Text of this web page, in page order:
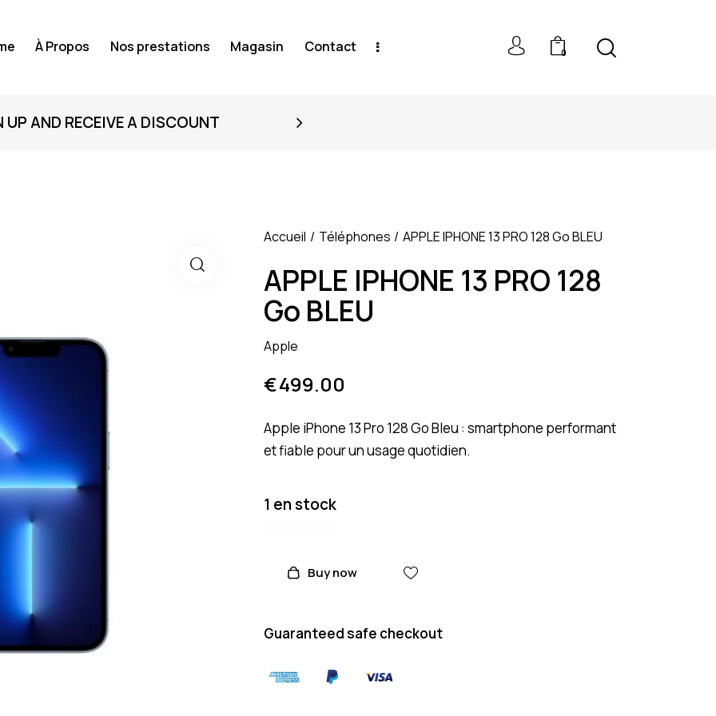
À Propos Nos prestations Magasin Contact 0
UP AND RECEIVE A DISCOUNT
Accueil Téléphones APPLE IPHONE 13 PRO 128 Go BLEU
APPLE IPHONE 13 PRO 128
Go BLEU
Apple
€499.00
Apple iPhone 13 Pro 128 Go Bleu : smartphone performant
et fiable pour un usage quotidien.
1 en stock
Buy now
Guaranteed safe checkout